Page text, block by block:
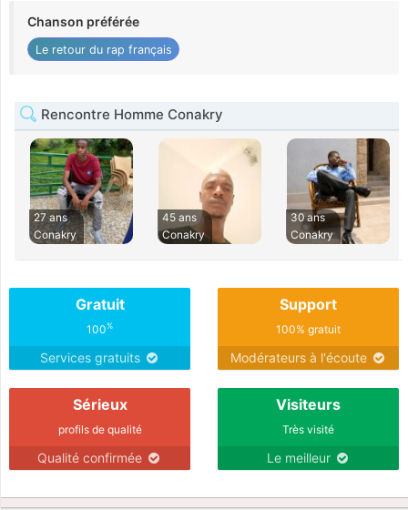
Chanson préférée
Le retour du rap français
Rencontre Homme Conakry
27 ans
Conakry
45 ans
Conakry
30 ans
Conakry
Gratuit
100%
Services gratuits
Support
100% gratuit
Modérateurs à l'écoute
Sérieux
profils de qualité
Qualité confirmée
Visiteurs
Très visité
Le meilleur